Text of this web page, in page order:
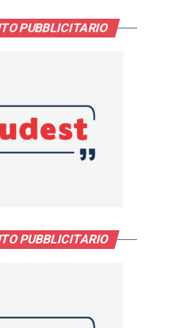
PUBBLICITARIO
PUBBLICITARIO